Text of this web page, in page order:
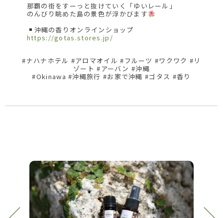
那覇の街をすーっと抜けていく「ゆいレール」
のんびり眺めた島の景色が浮かびます
沖縄の香りオンラインショップ
https://gotas.stores.jp/
#ナハナホテル #アロマオイル #フルーツ #ワクワク #リ
ゾート #アーバン #沖縄
#Okinawa #沖縄旅行 #お家で沖縄 #ゴタス #香り